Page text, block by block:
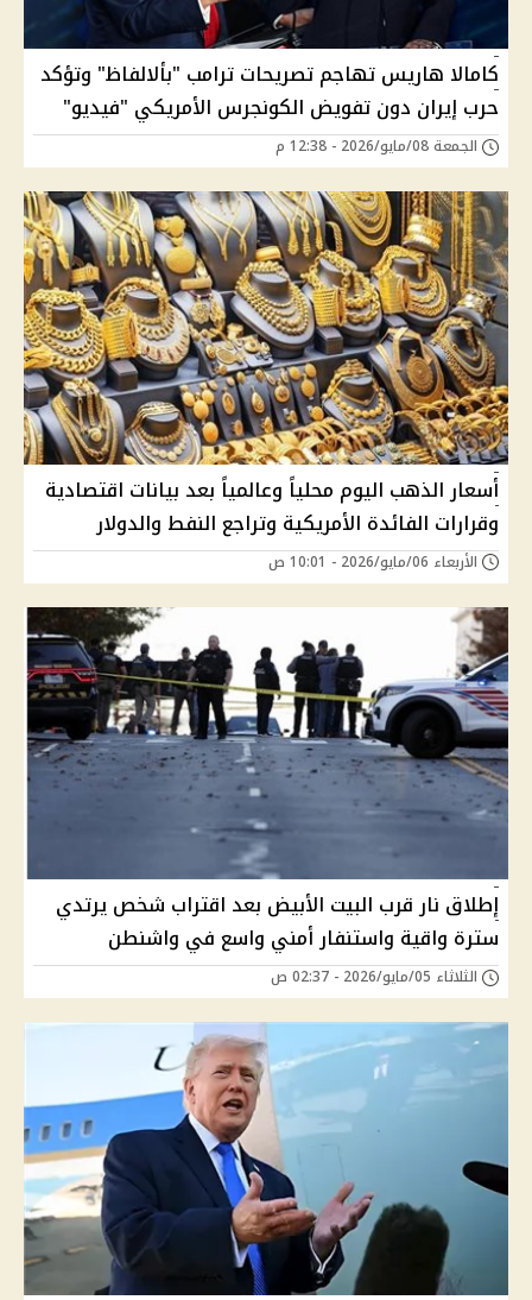
كامالا هاريس تهاجم تصريحات ترامب "بألالفاظ" وتؤكد
حرب إيران دون تفويض الكونجرس الأمريكي "فيديو"
الجمعة 08/مايو/2026 - 12:38 م
أسعار الذهب اليوم محلياً وعالمياً بعد بيانات اقتصادية
وقرارات الفائدة الأمريكية وتراجع النفط والدولار
الأربعاء 06/مايو/2026 - 10:01 ص
إطلاق نار قرب البيت الأبيض بعد اقتراب شخص يرتدي
سترة واقية واستنفار أمني واسع في واشنطن
الثلاثاء 05/مايو/2026 - 02:37 ص